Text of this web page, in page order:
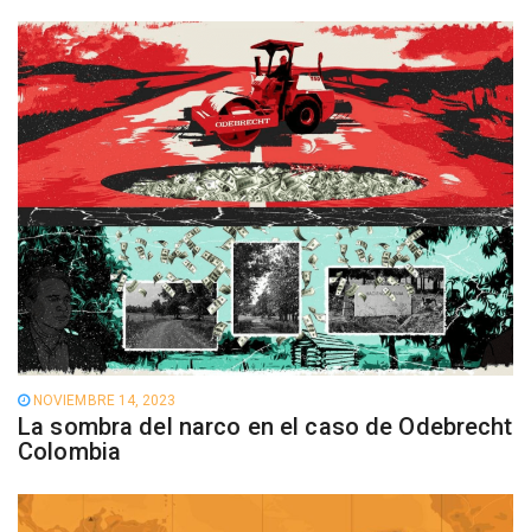
NOVIEMBRE 14, 2023
La sombra del narco en el caso de Odebrecht
Colombia